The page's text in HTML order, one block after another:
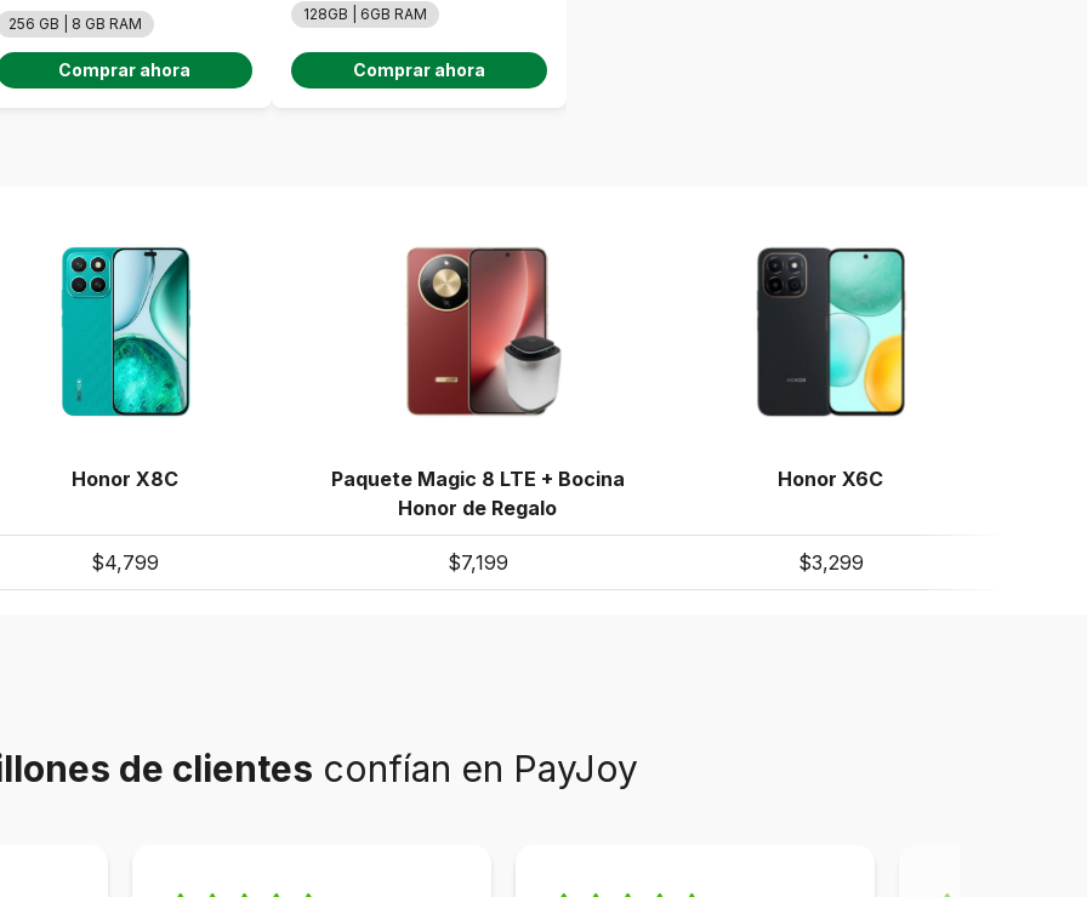
256 GB | 8 GB RAM
Comprar ahora
128GB | 6GB RAM
Comprar ahora
Honor X8C
Paquete Magic 8 LTE + Bocina
Honor de Regalo
Honor X6C
$4,799 $7,199 $3,299
de clientes confían en PayJoy